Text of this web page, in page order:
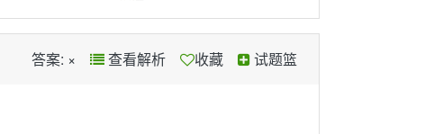
答案: × 查看解析 收藏 试题篮